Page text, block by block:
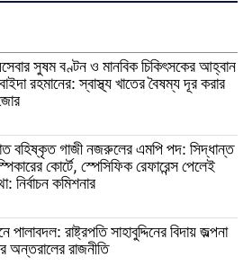
সুষম বণ্টন ও মানবিক চিকিৎসকের আহ্বান
রহমানের: স্বাস্থ্য খাতের বৈষম্য দূর করার
বহিষ্কৃত গাজী নজরুলের এমপি পদ: সিদ্ধান্ত
কোর্টে, স্পেসিফিক রেফারেন্স পেলেই
নির্বাচন কমিশনার
পালাবদল: রাষ্ট্রপতি সাহাবুদ্দিনের বিদায় জল্পনা
অন্তরালের রাজনীতি